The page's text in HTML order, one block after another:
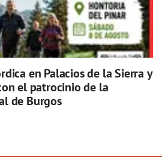
en Palacios de la Sierra y
el patrocinio de la
de Burgos